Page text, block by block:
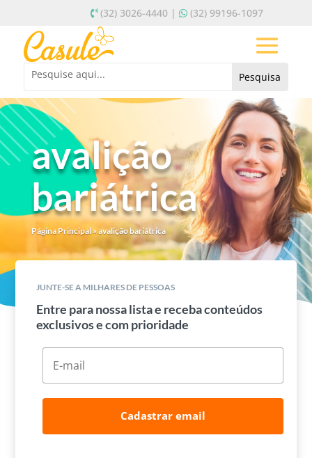
(32) 3026-4440 | (32) 99196-1097
avalição
bariátrica
Página Principal» avalição bariátrica
JUNTE-SE A MILHARES DE PESSOAS
Entre para nossa lista e receba conteúdos
exclusivos e com prioridade
Cadastrar email